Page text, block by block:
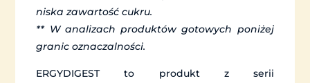
niska zawartość cukru.
** W analizach produktów gotowych poniżej
granic oznaczalności.
ERGYDIGEST to produkt z serii